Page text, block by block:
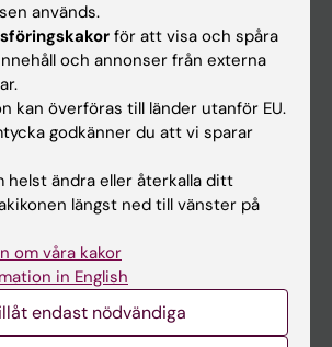
används.
för att visa och spåra
och annonser från externa
kan överföras till länder utanför EU.
godkänner du att vi sparar
helst ändra eller återkalla ditt
längst ned till vänster på
om våra kakor
in English
endast nödvändiga